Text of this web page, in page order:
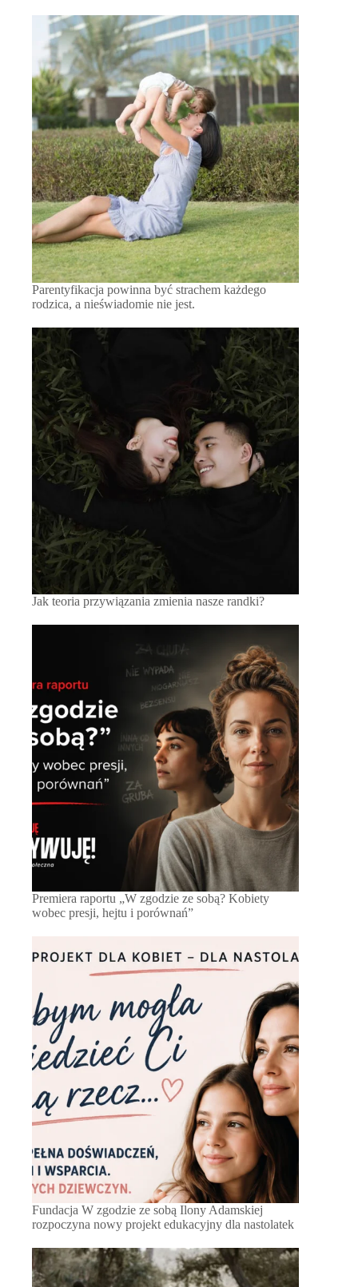
Parentyfikacja powinna być strachem każdego
rodzica, a nieświadomie nie jest.
Jak teoria przywiązania zmienia nasze randki?
Premiera raportu „W zgodzie ze sobą? Kobiety
wobec presji, hejtu i porównań”
Fundacja W zgodzie ze sobą Ilony Adamskiej
rozpoczyna nowy projekt edukacyjny dla nastolatek